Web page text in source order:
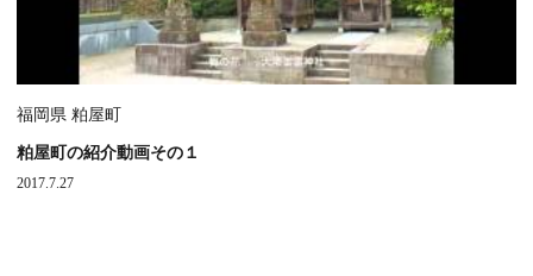
福岡県 粕屋町
粕屋町の紹介動画その１
2017.7.27